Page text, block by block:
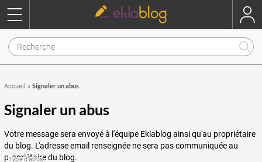
Accueil » Signaler un abus
Signaler un abus
Votre message sera envoyé à l'équipe Eklablog ainsi qu'au propriétaire
du blog. L'adresse email renseignée ne sera pas communiquée au
propriétaire du blog.